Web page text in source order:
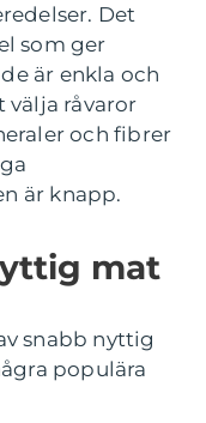
Det
som ger
är enkla och
välja råvaror
och fibrer
är knapp.
mat
snabb nyttig
populära